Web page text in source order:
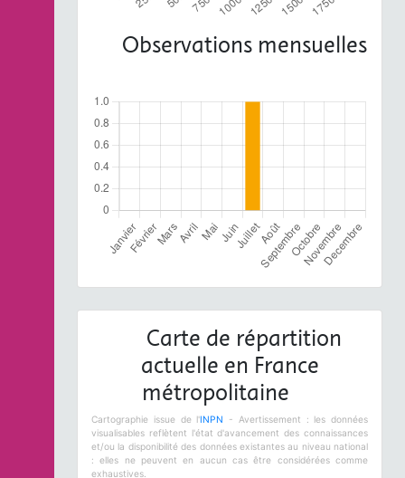
Observations mensuelles
Carte de répartition
actuelle en France
métropolitaine
Cartographie issue de l'INPN
- Avertissement : les données
visualisables reflètent l'état d'avancement des connaissances
et/ou la disponibilité des données existantes au niveau national
: elles ne peuvent en aucun cas être considérées comme
exhaustives.